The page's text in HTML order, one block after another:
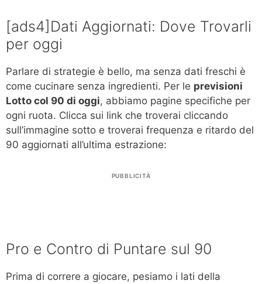
[ads4]Dati Aggiornati: Dove Trovarli
per oggi
Parlare di strategie è bello, ma senza dati freschi è
come cucinare senza ingredienti. Per le previsioni
Lotto col 90 di oggi, abbiamo pagine specifiche per
ogni ruota. Clicca sui link che troverai cliccando
sull’immagine sotto e troverai frequenza e ritardo del
90 aggiornati all’ultima estrazione:
PUBBLICITÀ
Pro e Contro di Puntare sul 90
Prima di correre a giocare, pesiamo i lati della